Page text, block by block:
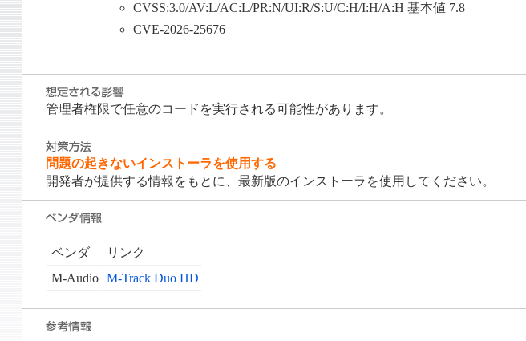
CVSS:3.0/AV:L/AC:L/PR:N/UI:R/S:U/C:H/I:H/A:H 基本値 7.8
CVE-2026-25676
管理者権限で任意のコードを実行される可能性があります。
問題の起きないインストーラを使用する
開発者が提供する情報をもとに、最新版のインストーラを使用してください。
ベンダ
リンク
M-Audio M-Track Duo HD